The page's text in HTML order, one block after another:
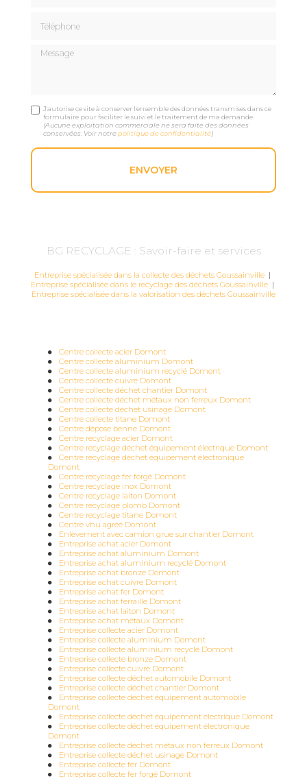
Message
J'autorise ce site à conserver l'ensemble des données transmises dans ce
formulaire pour faciliter le suivi et le traitement de ma demande.
(Aucune exploitation commerciale ne sera faite des données
conservées. Voir notrepolitique de confidentialité)
BG RECYCLAGE : Savoir-faire et services
Entreprise spécialisée dans la collecte des déchets Goussainville |
Entreprise spécialisée dans le recyclage des déchets Goussainville |
Entreprise spécialisée dans la valorisation des déchets Goussainville
Centre collecte acier Domont
Centre collecte aluminium Domont
Centre collecte aluminium recyclé Domont
Centre collecte cuivre Domont
Centre collecte déchet chantier Domont
Centre collecte déchet métaux non ferreux Domont
Centre collecte déchet usinage Domont
Centre collecte titane Domont
Centre dépose benne Domont
Centre recyclage acier Domont
Centre recyclage déchet équipement électrique Domont
Centre recyclage déchet équipement électronique
Domont
Centre recyclage fer forgé Domont
Centre recyclage inox Domont
Centre recyclage laiton Domont
Centre recyclage plomb Domont
Centre recyclage titane Domont
Centre vhu agréé Domont
Enlèvement avec camion grue sur chantier Domont
Entreprise achat acier Domont
Entreprise achat aluminium Domont
Entreprise achat aluminium recyclé Domont
Entreprise achat bronze Domont
Entreprise achat cuivre Domont
Entreprise achat fer Domont
Entreprise achat ferraille Domont
Entreprise achat laiton Domont
Entreprise achat métaux Domont
Entreprise collecte acier Domont
Entreprise collecte aluminium Domont
Entreprise collecte aluminium recyclé Domont
Entreprise collecte bronze Domont
Entreprise collecte cuivre Domont
Entreprise collecte déchet automobile Domont
Entreprise collecte déchet chantier Domont
Entreprise collecte déchet équipement automobile
Domont
Entreprise collecte déchet équipement électrique Domont
Entreprise collecte déchet équipement électronique
Domont
Entreprise collecte déchet métaux non ferreux Domont
Entreprise collecte déchet usinage Domont
Entreprise collecte fer Domont
Entreprise collecte fer forgé Domont